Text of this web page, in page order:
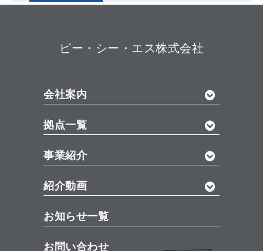
ピー・シー・エス株式会社
会社案内
拠点一覧
事業紹介
紹介動画
お知らせ一覧
お問い合わせ